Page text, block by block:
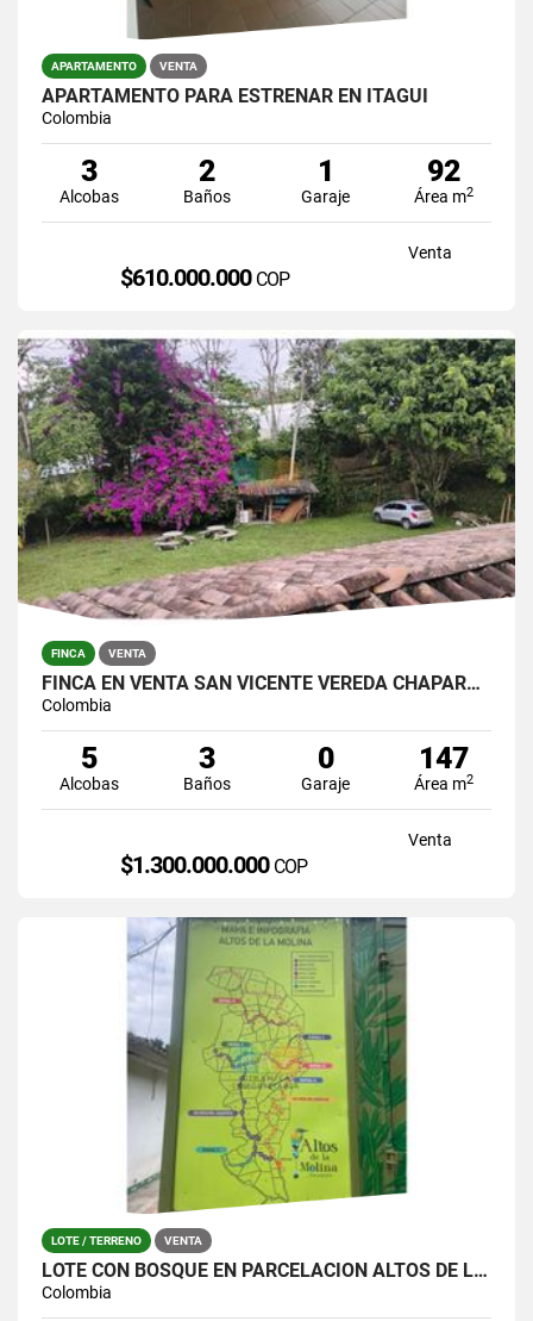
APARTAMENTO VENTA
APARTAMENTO PARÁ ESTRENAR EN ITAGUI
Colombia
3
Alcobas
2
Baños
1
Garaje
92
Área m2
Venta
$610.000.000 COP
FINCA VENTA
FINCA EN VENTA SAN VICENTE VEREDA CHAPARRAL SOLO CONTADO
Colombia
5
Alcobas
3
Baños
0
Garaje
147
Área m2
Venta
$1.300.000.000 COP
LOTE / TERRENO VENTA
LOTE CON BOSQUE EN PARCELACIÓN ALTOS DE LA MOLINA – GUARNE
Colombia